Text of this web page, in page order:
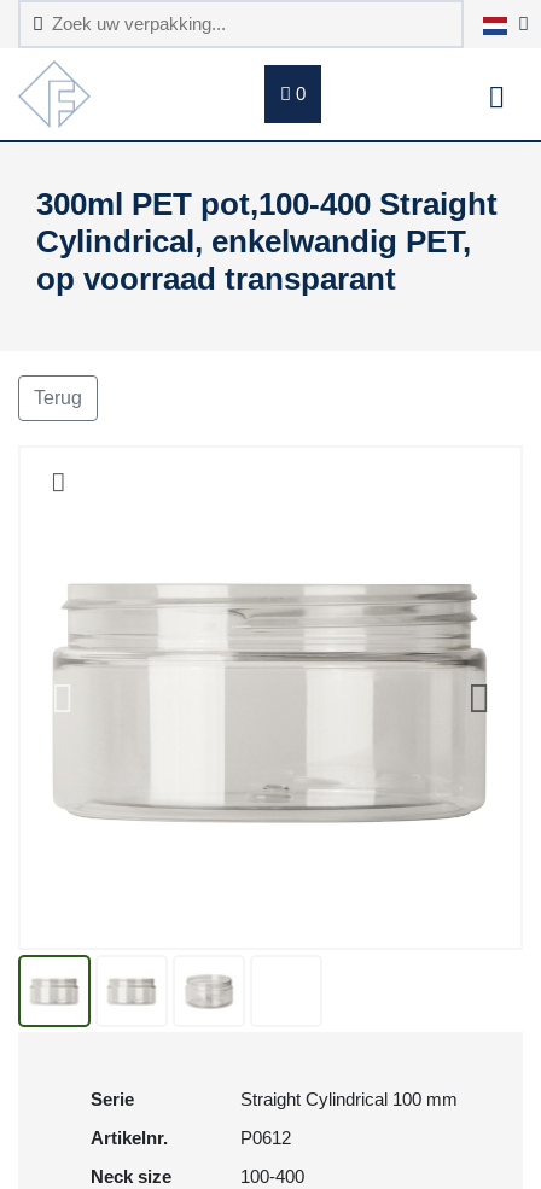
0
300ml PET pot,100-400 Straight
Cylindrical, enkelwandig PET,
op voorraad transparant
Terug
Serie
Straight Cylindrical 100 mm
Artikelnr.
P0612
Neck size
100-400